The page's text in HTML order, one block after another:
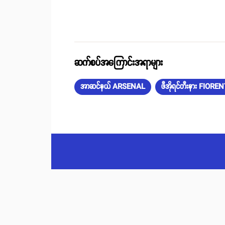
ဆက်စပ်အကြောင်းအရာများ
အာဆင်နယ် ARSENAL ဖီအိုရင်တီးနား